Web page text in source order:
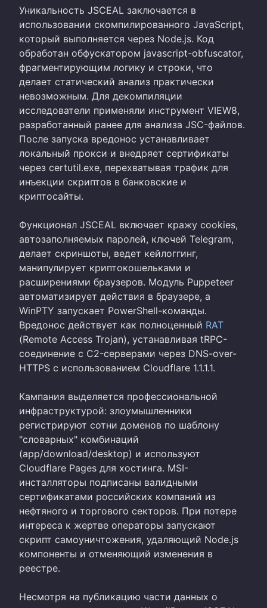
Уникальность JSCEAL заключается в
использовании скомпилированного JavaScript,
который выполняется через Node.js. Код
обработан обфускатором javascript-obfuscator,
фрагментирующим логику и строки, что
делает статический анализ практически
невозможным. Для декомпиляции
исследователи применяли инструмент VIEW8,
разработанный ранее для анализа JSC-файлов.
После запуска вредонос устанавливает
локальный прокси и внедряет сертификаты
через certutil.exe, перехватывая трафик для
инъекции скриптов в банковские и
криптосайты.
Функционал JSCEAL включает кражу cookies,
автозаполняемых паролей, ключей Telegram,
делает скриншоты, ведет кейлоггинг,
манипулирует криптокошельками и
расширениями браузеров. Модуль Puppeteer
автоматизирует действия в браузере, а
WinPTY запускает PowerShell-команды.
Вредонос действует как полноценный RAT
(Remote Access Trojan), устанавливая tRPC-
соединение с C2-серверами через DNS-over-
HTTPS с использованием Cloudflare 1.1.1.1.
Кампания выделяется профессиональной
инфраструктурой: злоумышленники
регистрируют сотни доменов по шаблону
"словарных" комбинаций
(app/download/desktop) и используют
Cloudflare Pages для хостинга. MSI-
инсталляторы подписаны валидными
сертификатами российских компаний из
нефтяного и торгового секторов. При потере
интереса к жертве операторы запускают
скрипт самоуничтожения, удаляющий Node.js
компоненты и отменяющий изменения в
реестре.
Несмотря на публикацию части данных о